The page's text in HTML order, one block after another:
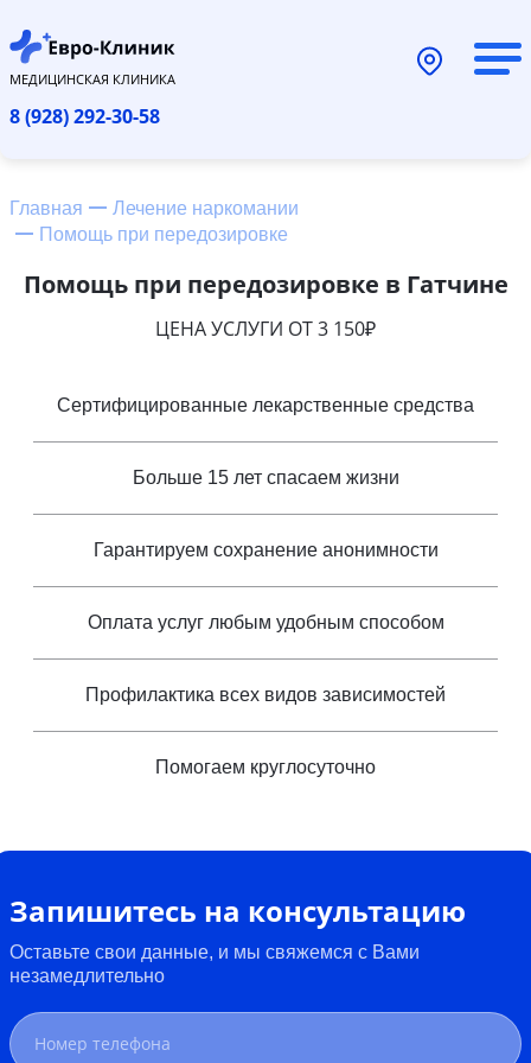
МЕДИЦИНСКАЯ КЛИНИКА
8 (928) 292-30-58
Главная
Лечение наркомании
Помощь при передозировке
Помощь при передозировке в Гатчине
ЦЕНА УСЛУГИ ОТ 3 150₽
Сертифицированные лекарственные средства
Больше 15 лет спасаем жизни
Гарантируем сохранение анонимности
Оплата услуг любым удобным способом
Профилактика всех видов зависимостей
Помогаем круглосуточно
Запишитесь на консультацию
Оставьте свои данные, и мы свяжемся с Вами
незамедлительно